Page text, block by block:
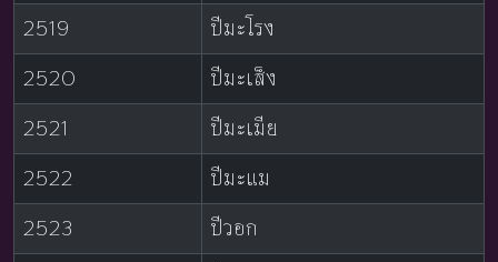
2519
ปีมะโรง
2520
ปีมะเส็ง
2521
ปีมะเมีย
2522
ปีมะแม
2523
ปีวอก